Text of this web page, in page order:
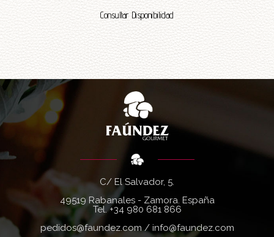
Consultar Disponibilidad
C/ El Salvador, 5.
49519 Rabanales - Zamora. España
Tel.+34 980 681 866
pedidos@faundez.com/ info@faundez.com